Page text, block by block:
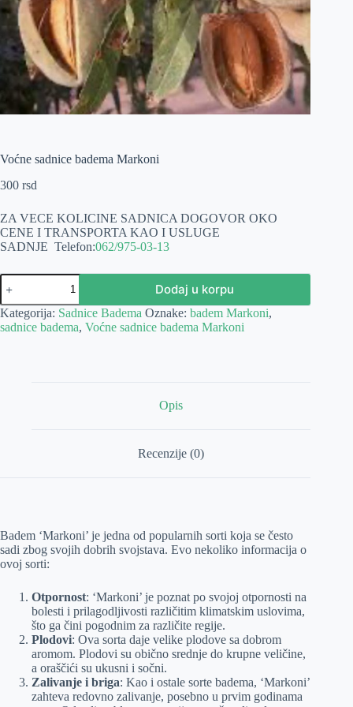
Voćne sadnice badema Markoni
300 rsd
ZA VECE KOLICINE SADNICA DOGOVOR OKO
CENE I TRANSPORTA KAO I USLUGE
SADNJE Telefon:062/975-03-13
Voćne
sadnice
badema
Markoni
količina
Dodaj u korpu
Kategorija: Sadnice Badema Oznake: badem Markoni,
sadnice badema, Voćne sadnice badema Markoni
Opis
Recenzije (0)
Badem ‘Markoni’ je jedna od popularnih sorti koja se često
sadi zbog svojih dobrih svojstava. Evo nekoliko informacija o
ovoj sorti:
Otpornost: ‘Markoni’ je poznat po svojoj otpornosti na
bolesti i prilagodljivosti različitim klimatskim uslovima,
što ga čini pogodnim za različite regije.
Plodovi: Ova sorta daje velike plodove sa dobrom
aromom. Plodovi su obično srednje do krupne veličine,
a oraščići su ukusni i sočni.
Zalivanje i briga: Kao i ostale sorte badema, ‘Markoni’
zahteva redovno zalivanje, posebno u prvim godinama